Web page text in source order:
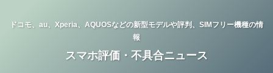
ドコモ、au、Xperia、AQUOSなどの新型モデルや評判、SIMフリー機種の情
報
スマホ評価・不具合ニュース